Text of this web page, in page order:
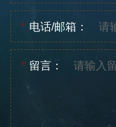
电话/邮箱：
*
留言：
*